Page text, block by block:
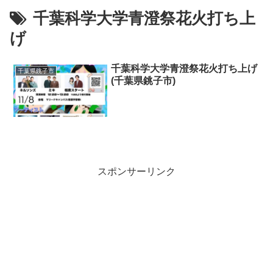
千葉科学大学青澄祭花火打ち上
げ
千葉県銚子市
千葉科学大学青澄祭花火打ち上げ
(千葉県銚子市)
スポンサーリンク